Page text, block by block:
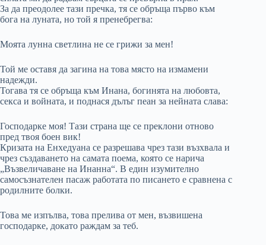
За да преодолее тази пречка, тя се обръща първо към
бога на луната, но той я пренебрегва:
Моята лунна светлина не се грижи за мен!
Той ме оставя да загина на това място на измамени
надежди.
Тогава тя се обръща към Инана, богинята на любовта,
секса и войната, и поднася дълъг пеан за нейната слава:
Господарке моя! Тази страна ще се преклони отново
пред твоя боен вик!
Кризата на Енхедуана се разрешава чрез тази възхвала и
чрез създаването на самата поема, която се нарича
„Възвеличаване на Инанна“. В един изумително
самосъзнателен пасаж работата по писането е сравнена с
родилните болки.
Това ме изпълва, това прелива от мен, възвишена
господарке, докато раждам за теб.